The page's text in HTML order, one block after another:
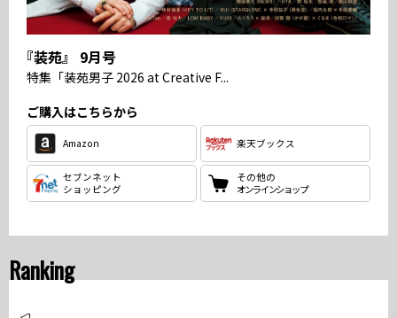
『装苑』 9月号
特集 「装苑男子 2026 at Creative F...
ご購入はこちらから
Amazon 楽天ブックス
セブンネット
ショッピング
その他の
オンラインショップ
Ranking